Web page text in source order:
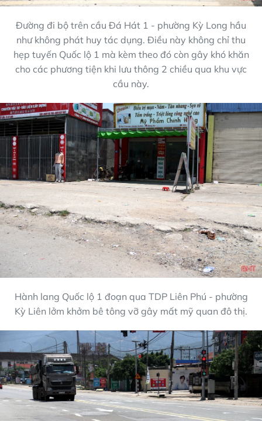
Đường đi bộ trên cầu Đá Hát 1 - phường Kỳ Long hầu
như không phát huy tác dụng. Điều này không chỉ thu
hẹp tuyến Quốc lộ 1 mà kèm theo đó còn gây khó khăn
cho các phương tiện khi lưu thông 2 chiều qua khu vực
cầu này.
Hành lang Quốc lộ 1 đoạn qua TDP Liên Phú - phường
Kỳ Liên lởm khởm bê tông vỡ gây mất mỹ quan đô thị.